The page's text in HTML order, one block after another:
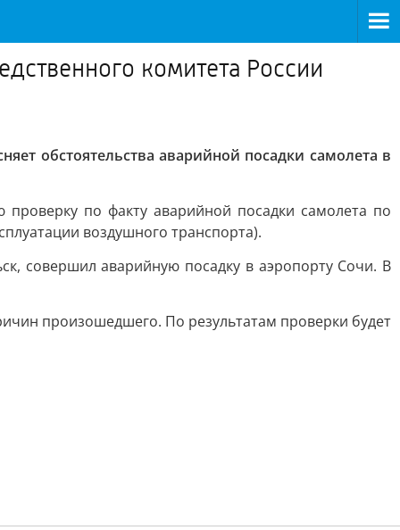
комитета России
обстоятельства аварийной посадки самолета в
по факту аварийной посадки самолета по
воздушного транспорта).
совершил аварийную посадку в аэропорту Сочи. В
произошедшего. По результатам проверки будет